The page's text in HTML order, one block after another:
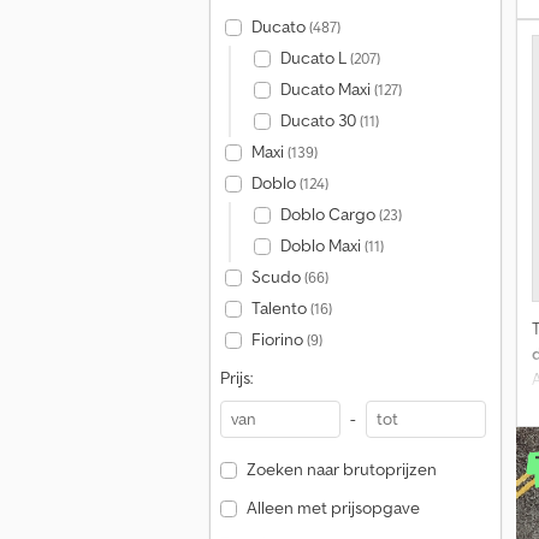
Ducato(487)
Ducato L(207)
Ducato Maxi(127)
Ducato 30(11)
Maxi(139)
Doblo(124)
Doblo Cargo(23)
Doblo Maxi(11)
Scudo(66)
Talento(16)
Fiorino(9)
Prijs:
-
Zoeken naar brutoprijzen
Alleen met prijsopgave